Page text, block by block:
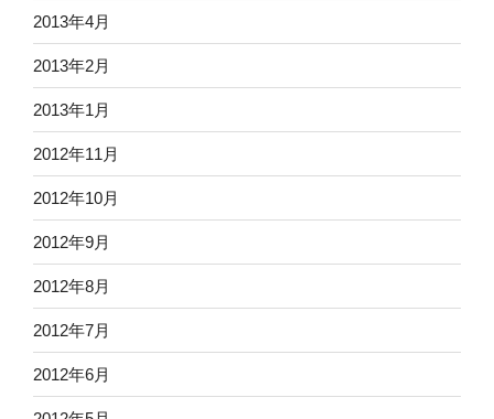
2013年4月
2013年2月
2013年1月
2012年11月
2012年10月
2012年9月
2012年8月
2012年7月
2012年6月